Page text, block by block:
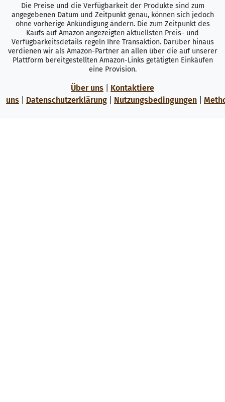
Die Preise und die Verfügbarkeit der Produkte sind zum
angegebenen Datum und Zeitpunkt genau, können sich jedoch
ohne vorherige Ankündigung ändern. Die zum Zeitpunkt des
Kaufs auf Amazon angezeigten aktuellsten Preis- und
Verfügbarkeitsdetails regeln Ihre Transaktion. Darüber hinaus
verdienen wir als Amazon-Partner an allen über die auf unserer
Plattform bereitgestellten Amazon-Links getätigten Einkäufen
eine Provision.
Über uns
Kontaktiere
uns
Datenschutzerklärung Nutzungsbedingungen